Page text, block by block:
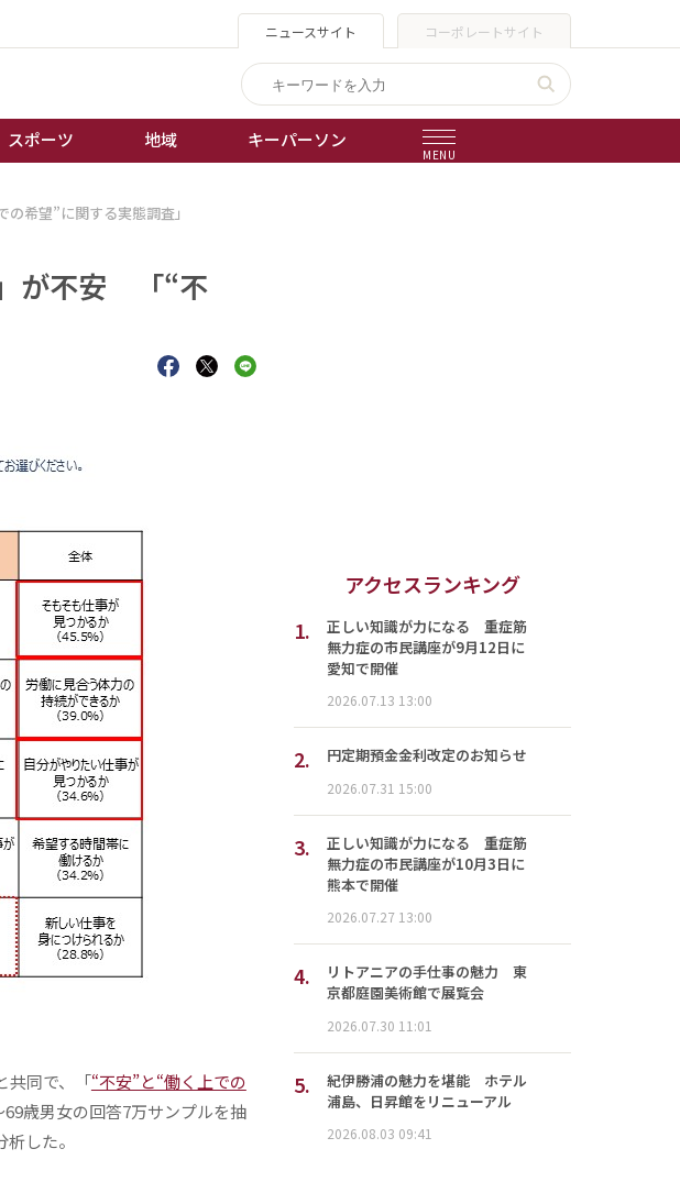
ニュースサイト コーポレートサイト
スポーツ 地域 キーパーソン
MENU
誰もが輝いて働く社会へ
オートレース
希望”に関する実態調査」
が不安 「“不
共同で、「“不安”と“働く上での
歳男女の回答7万サンプルを抽
した。
アクセスランキング
1.
正しい知識が力になる 重症筋
無力症の市民講座が9月12日に
愛知で開催
2026.07.13 13:00
2. 円定期預金金利改定のお知らせ
2026.07.31 15:00
3.
正しい知識が力になる 重症筋
無力症の市民講座が10月3日に
熊本で開催
2026.07.27 13:00
4.
リトアニアの手仕事の魅力 東
京都庭園美術館で展覧会
2026.07.30 11:01
5.
紀伊勝浦の魅力を堪能 ホテル
浦島、日昇館をリニューアル
2026.08.03 09:41